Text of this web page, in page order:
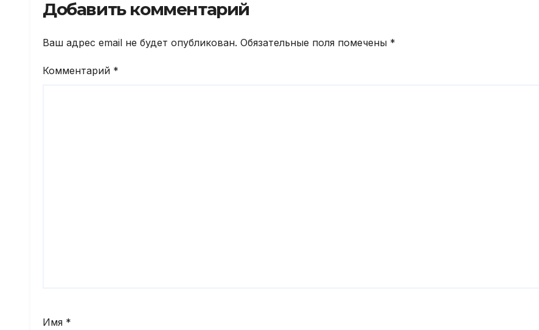
Добавить комментарий
Ваш адрес email не будет опубликован. Обязательные поля помечены *
Комментарий *
Имя *